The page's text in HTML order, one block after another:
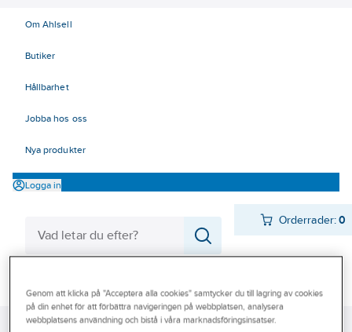
Om Ahlsell
Butiker
Hållbarhet
Jobba hos oss
Nya produkter
Logga in
Orderrader:0
Varumärken
Genom att klicka på "Acceptera alla cookies" samtycker du till lagring av cookies
på din enhet för att förbättra navigeringen på webbplatsen, analysera
webbplatsens användning och bistå i våra marknadsföringsinsatser.